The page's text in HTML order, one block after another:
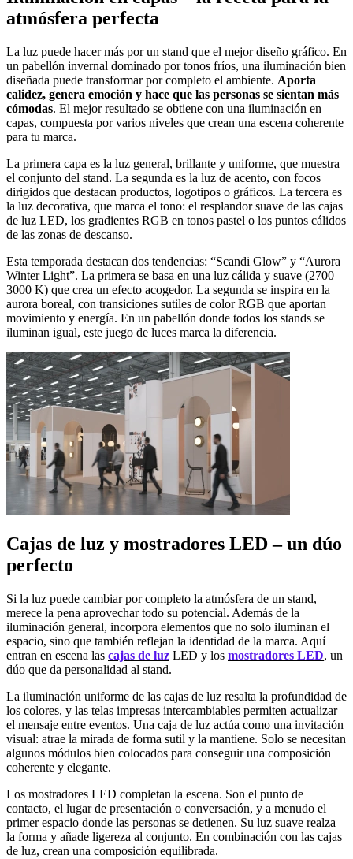
atmósfera perfecta
La luz puede hacer más por un stand que el mejor diseño gráfico. En
un pabellón invernal dominado por tonos fríos, una iluminación bien
diseñada puede transformar por completo el ambiente. Aporta
calidez, genera emoción y hace que las personas se sientan más
cómodas. El mejor resultado se obtiene con una iluminación en
capas, compuesta por varios niveles que crean una escena coherente
para tu marca.
La primera capa es la luz general, brillante y uniforme, que muestra
el conjunto del stand. La segunda es la luz de acento, con focos
dirigidos que destacan productos, logotipos o gráficos. La tercera es
la luz decorativa, que marca el tono: el resplandor suave de las cajas
de luz LED, los gradientes RGB en tonos pastel o los puntos cálidos
de las zonas de descanso.
Esta temporada destacan dos tendencias: “Scandi Glow” y “Aurora
Winter Light”. La primera se basa en una luz cálida y suave (2700–
3000 K) que crea un efecto acogedor. La segunda se inspira en la
aurora boreal, con transiciones sutiles de color RGB que aportan
movimiento y energía. En un pabellón donde todos los stands se
iluminan igual, este juego de luces marca la diferencia.
Cajas de luz y mostradores LED – un dúo
perfecto
Si la luz puede cambiar por completo la atmósfera de un stand,
merece la pena aprovechar todo su potencial. Además de la
iluminación general, incorpora elementos que no solo iluminan el
espacio, sino que también reflejan la identidad de la marca. Aquí
entran en escena las cajas de luz LED y los mostradores LED, un
dúo que da personalidad al stand.
La iluminación uniforme de las cajas de luz resalta la profundidad de
los colores, y las telas impresas intercambiables permiten actualizar
el mensaje entre eventos. Una caja de luz actúa como una invitación
visual: atrae la mirada de forma sutil y la mantiene. Solo se necesitan
algunos módulos bien colocados para conseguir una composición
coherente y elegante.
Los mostradores LED completan la escena. Son el punto de
contacto, el lugar de presentación o conversación, y a menudo el
primer espacio donde las personas se detienen. Su luz suave realza
la forma y añade ligereza al conjunto. En combinación con las cajas
de luz, crean una composición equilibrada.